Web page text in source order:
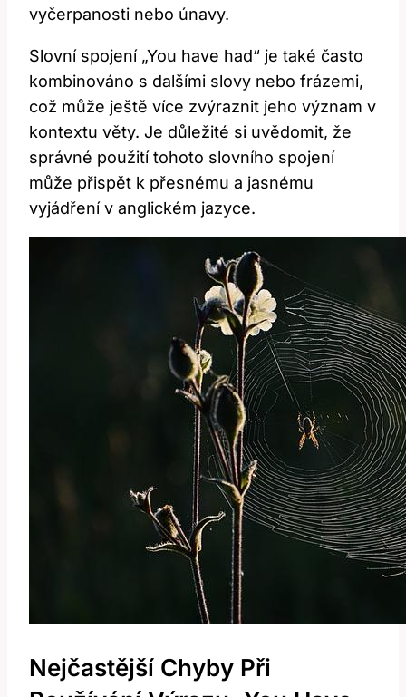
vyčerpanosti nebo únavy.
Slovní spojení „You have had“ je také často
kombinováno s dalšími slovy nebo frázemi,
což může ještě více zvýraznit jeho význam v
kontextu věty. Je důležité si uvědomit, že
správné použití tohoto slovního spojení
může přispět k přesnému a jasnému
vyjádření v anglickém jazyce.
Nejčastější Chyby Při